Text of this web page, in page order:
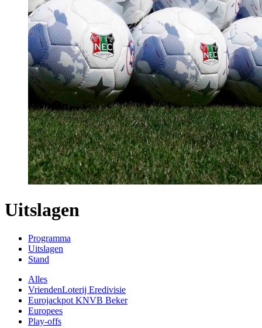
Uitslagen
Programma
Uitslagen
Stand
Alles
VriendenLoterij Eredivisie
Eurojackpot KNVB Beker
Europees
Play-offs